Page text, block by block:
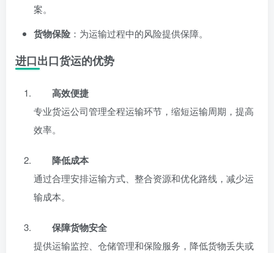
案。
货物保险 ：为运输过程中的风险提供保障。
进口出口货运的优势
高效便捷
专业货运公司管理全程运输环节，缩短运输周期，提高
效率。
降低成本
通过合理安排运输方式、整合资源和优化路线，减少运
输成本。
保障货物安全
提供运输监控、仓储管理和保险服务，降低货物丢失或